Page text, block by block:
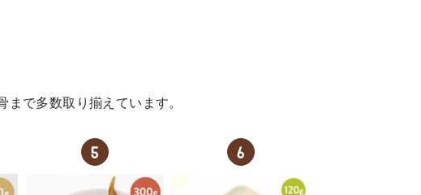
で多数取り揃えています。